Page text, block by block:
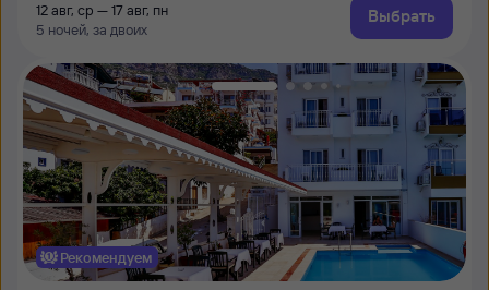
12 авг, ср — 17 авг, пн
5 ночей, за двоих
Выбрать
Рекомендуем